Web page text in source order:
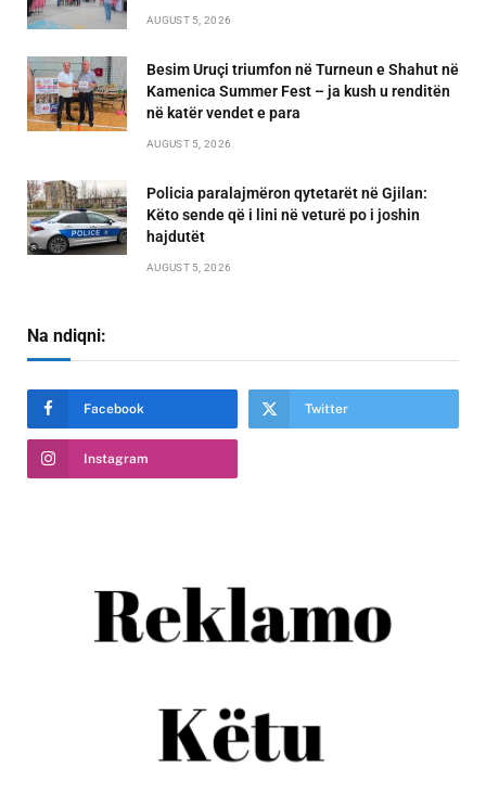
AUGUST 5, 2026
Besim Uruçi triumfon në Turneun e Shahut në
Kamenica Summer Fest – ja kush u renditën
në katër vendet e para
AUGUST 5, 2026
Policia paralajmëron qytetarët në Gjilan:
Këto sende që i lini në veturë po i joshin
hajdutët
AUGUST 5, 2026
Na ndiqni:
Facebook Twitter
Instagram